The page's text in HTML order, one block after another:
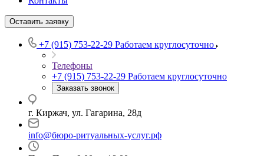
Оставить заявку
+7 (915) 753-22-29 Работаем круглосуточно
Телефоны
+7 (915) 753-22-29 Работаем круглосуточно
Заказать звонок
г. Киржач, ул. Гагарина, 28д
info@бюро-ритуальных-услуг.рф